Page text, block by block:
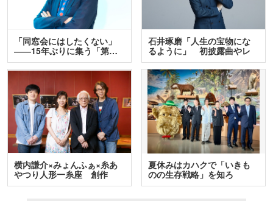
「同窓会にはしたくない」
――15年ぶりに集う「第…
石井琢磨「人生の宝物にな
るように」 初披露曲やレ
ア…
横内謙介×みょんふぁ×糸あ
やつり人形一糸座 創作
人…
夏休みはカハクで「いきも
のの生存戦略」を知ろ
う！ …